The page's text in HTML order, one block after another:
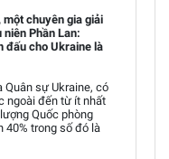
một chuyên gia giải
Phần Lan:
đấu cho Ukraine là
Quân sự Ukraine, có
ngoài đến từ ít nhất
Quốc phòng
40% trong số đó là